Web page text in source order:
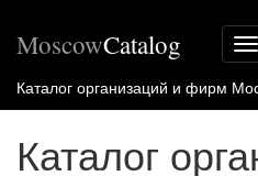
MoscowCatalog
Каталог организаций и фирм
Каталог